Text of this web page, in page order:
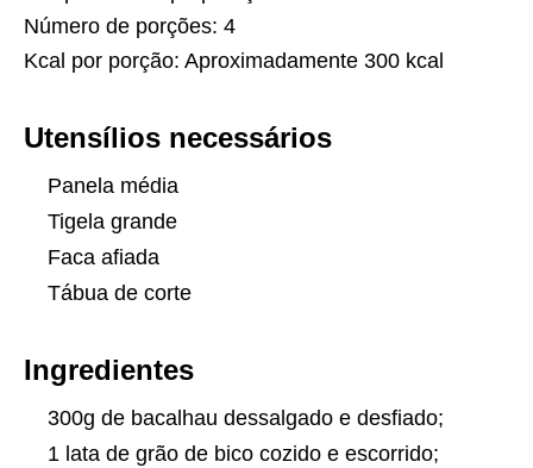
Número de porções: 4
Kcal por porção: Aproximadamente 300 kcal
Utensílios necessários
Panela média
Tigela grande
Faca afiada
Tábua de corte
Ingredientes
300g de bacalhau dessalgado e desfiado;
1 lata de grão de bico cozido e escorrido;